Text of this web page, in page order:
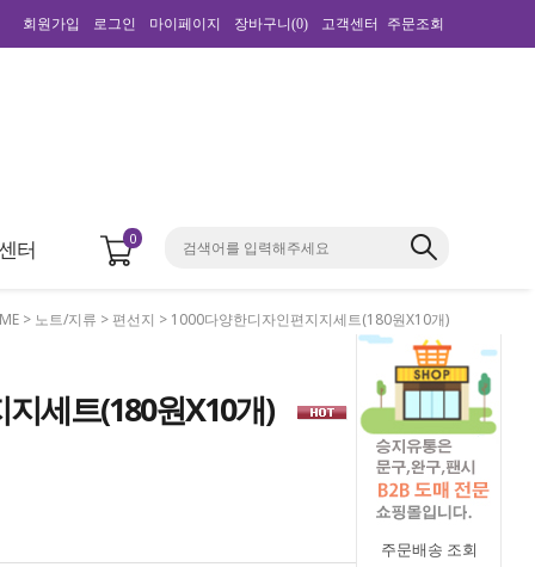
회원가입 로그인 마이페이지 장바구니(0) 고객센터 주문조회
터 0
주문배송 조회
> 노트/지류 >편선지 > 1000다양한디자인편지지세트(180원X10개)
세트(180원X10개)